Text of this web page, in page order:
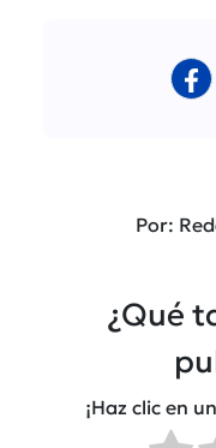
Por:
¿Qué
¡Haz clic en